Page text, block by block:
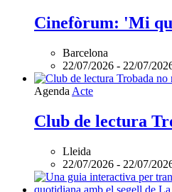
Cinefòrum: 'Mi
Barcelona
22/07/2026 - 22/07/
Agenda Acte
Club de lectura
Lleida
22/07/2026 - 22/07/